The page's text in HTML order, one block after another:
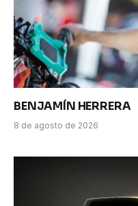
BENJAMÍN HERRERA
8 de agosto de 2026